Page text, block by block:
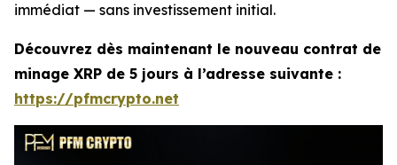
immédiat — sans investissement initial.
Découvrez dès maintenant le nouveau contrat de
minage XRP de 5 jours à l’adresse suivante :
https://pfmcrypto.net